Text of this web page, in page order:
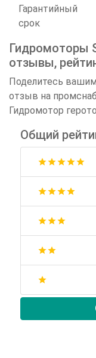
Гарантийный
срок
Гидромоторы
отзывы,
Поделитесь
отзыв на
Гидромотор
Общий
starstarstarstarstar
starstarstarstar
starstarstar
starstar
star